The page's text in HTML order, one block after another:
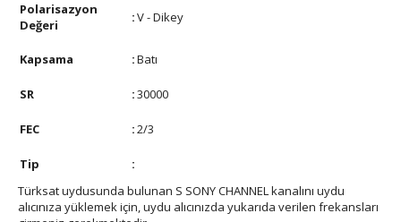
Polarisazyon
Değeri
:V - Dikey
Kapsama :Batı
SR :30000
FEC :2/3
Tip
:
Türksat uydusunda bulunan S SONY CHANNEL kanalını uydu
alıcınıza yüklemek için, uydu alıcınızda yukarıda verilen frekansları